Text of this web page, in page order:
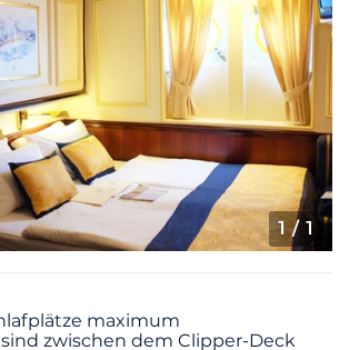
1 / 1
maximum
zwischen dem Clipper-Deck